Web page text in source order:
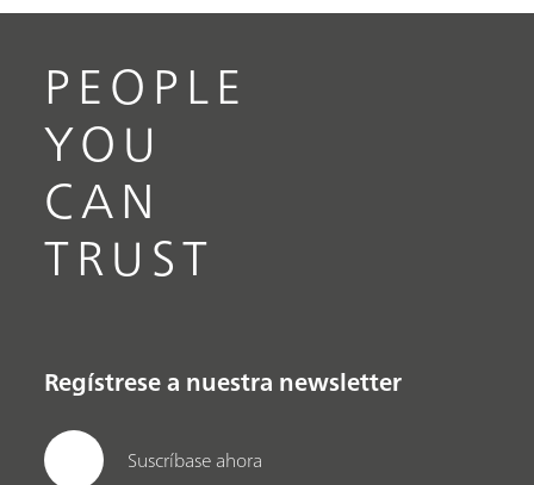
PEOPLE
YOU
CAN
TRUST
Regístrese a nuestra newsletter
Suscríbase ahora